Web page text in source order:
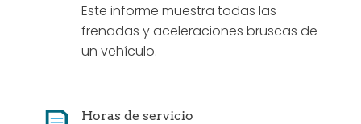
Este informe muestra todas las
frenadas y aceleraciones bruscas de
un vehículo.
Horas de servicio